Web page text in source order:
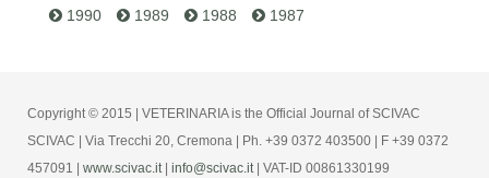
1990
1989 1988 1987
Copyright © 2015 | VETERINARIA is the Official Journal of SCIVAC
SCIVAC | Via Trecchi 20, Cremona | Ph. +39 0372 403500 | F +39 0372
457091 | www.scivac.it| info@scivac.it| VAT-ID 00861330199